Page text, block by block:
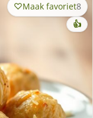
Maak favoriet8
👍